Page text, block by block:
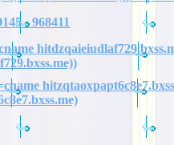
- 968411